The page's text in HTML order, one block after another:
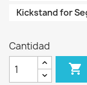
Kickstand for
Cantidad
